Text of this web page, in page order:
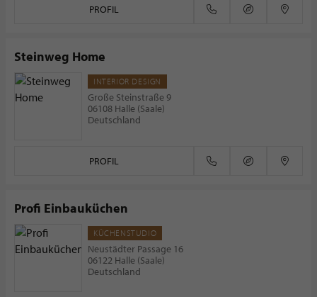
PROFIL
Steinweg Home
INTERIOR DESIGN
Große Steinstraße 9
06108 Halle (Saale)
Deutschland
PROFIL
Profi Einbauküchen
KÜCHENSTUDIO
Neustädter Passage 16
06122 Halle (Saale)
Deutschland